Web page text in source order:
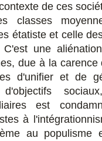
de ces
classes
étatiste et celle
C'est une
due à la
d'unifier et de
d'objectifs
est
à
au populisme